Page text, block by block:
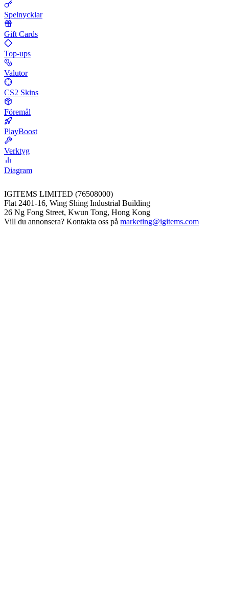
Spelnycklar
Gift Cards
Top-ups
Valutor
CS2 Skins
Föremål
PlayBoost
Verktyg
Diagram
IGITEMS LIMITED (76508000)
Flat 2401-16, Wing Shing Industrial Building
26 Ng Fong Street, Kwun Tong, Hong Kong
Vill du annonsera? Kontakta oss på marketing@igitems.com